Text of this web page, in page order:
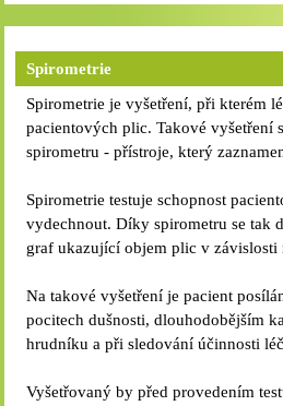
Spirometrie
Spirometrie je vyšetření, při kterém
pacientových plic. Takové vyšetření
spirometru - přístroje, který
Spirometrie testuje schopnost
vydechnout. Díky spirometru se tak
graf ukazující objem plic v závislosti
Na takové vyšetření je pacient
pocitech dušnosti, dlouhodobějším
hrudníku a při sledování účinnosti
Vyšetřovaný by před provedením